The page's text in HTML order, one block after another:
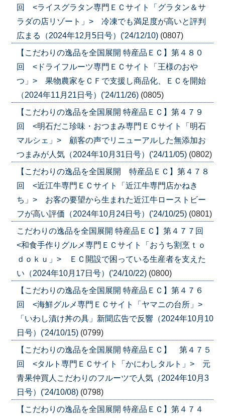
回 <ライスグラタン専門ＥＣサイト「グラタン＆サ
ラダの店リゾート」> 冷凍でも満足度が高いと評判
広まる（2024年12月5日号）('24/12/10) (0807)
【こだわりの逸品を全国展開 特産品ＥＣ】第４８０
回 <ドライフルーツ専門ＥＣサイト「王様のおや
つ」> 果物農家をＣＦで支援し商品化、ＥＣを開始
（2024年11月21日号）('24/11/26) (0805)
【こだわりの逸品を全国展開 特産品ＥＣ】第４７９
回 <明石だこ珍味・おつまみ専門ＥＣサイト「明石
マルシェ」> 顧客の声でリニューアルした無添加お
つまみが人気（2024年10月31日号）('24/11/05) (0802)
【こだわりの逸品を全国展開 特産品ＥＣ】第４７８
回 <近江牛専門ＥＣサイト「近江牛専門店かねき
ち」> お客の要望から生まれた近江牛ローストビー
フが高い評価（2024年10月24日号）('24/10/25) (0801)
こだわりの逸品を全国展開 特産品ＥＣ】第４７７回
<和食手作りグルメ専門ＥＣサイト「おうち割烹ｔｏ
ｄｏｋｕ」> ＥＣ開設で困っている生産者を支えた
い（2024年10月17日号）('24/10/22) (0800)
【こだわりの逸品を全国展開 特産品ＥＣ】第４７６
回 <海鮮グルメ専門ＥＣサイト「ヤマニの台所」>
「いわし漬け丼の具」新聞広告で反響（2024年10月10
日号）('24/10/15) (0799)
【こだわりの逸品を全国展開 特産品ＥＣ】 第４７５
回 <タルト専門ＥＣサイト「かにわしタルト」> 元
青果仲買人こだわりのフルーツで人気（2024年10月3
日号）('24/10/08) (0798)
【こだわりの逸品を全国展開 特産品ＥＣ】第４７４